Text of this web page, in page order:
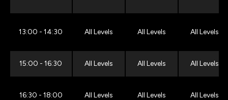
13:00 - 14:30 All Levels All Levels All Levels
15:00 - 16:30 All Levels All Levels All Levels
16:30 - 18:00 All Levels All Levels All Levels